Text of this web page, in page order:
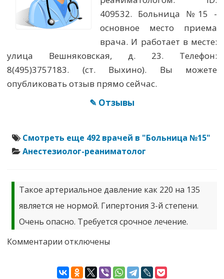
409532. Больница №15 -
основное место приема
врача. И работает в месте:
улица Вешняковская, д. 23. Телефон:
8(495)3757183. (ст. Выхино). Вы можете
опубликовать отзыв прямо сейчас.
✎ Отзывы
Смотреть еще 492 врачей в "Больница №15"
Анестезиолог-реаниматолог
Такое артериальное давление как 220 на 135
является не нормой. Гипертония 3-й степени.
Очень опасно. Требуется срочное лечение.
Комментарии к
Екатерина
Алексеевна
отключены